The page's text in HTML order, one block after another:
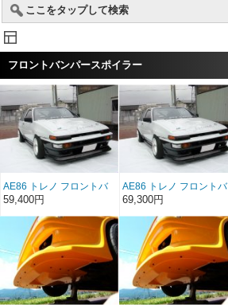
ここをタップして検索
フロントバンパースポイラー
AE86 トレノ フロントバ
ンパースポイラー
59,400円
AE86 トレノ フロントバ
ンパースポイラー ソフト
69,300円